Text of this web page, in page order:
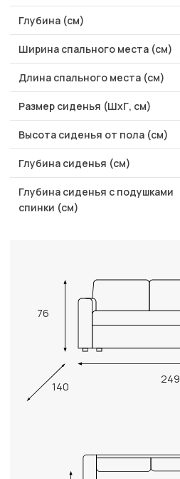
Глубина (см)
Ширина спального места (см)
Длина спального места (см)
Размер сиденья (ШхГ, см)
Высота сиденья от пола (см)
Глубина сиденья (см)
Глубина сиденья с подушками
спинки (см)
76
249
140